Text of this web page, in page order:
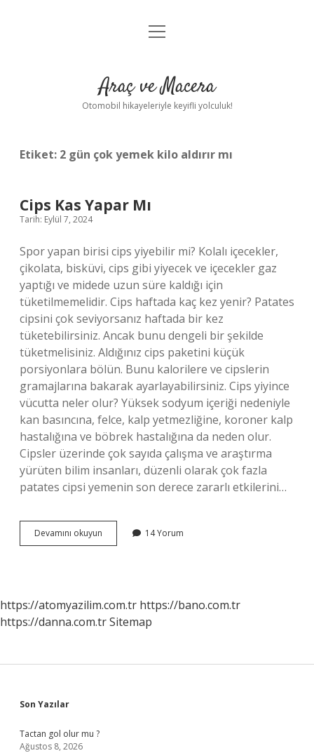
Anasayfa
Yasal Uyarı
menüyü
Araç ve Macera
Otomobil hikayeleriyle keyifli yolculuk!
Etiket: 2 gün çok yemek kilo aldırır mı
Cips Kas Yapar Mı
Tarih: Eylül 7, 2024
Spor yapan birisi cips yiyebilir mi? Kolalı içecekler,
çikolata, bisküvi, cips gibi yiyecek ve içecekler gaz
yaptığı ve midede uzun süre kaldığı için
tüketilmemelidir. Cips haftada kaç kez yenir? Patates
cipsini çok seviyorsanız haftada bir kez
tüketebilirsiniz. Ancak bunu dengeli bir şekilde
tüketmelisiniz. Aldığınız cips paketini küçük
porsiyonlara bölün. Bunu kalorilere ve cipslerin
gramajlarına bakarak ayarlayabilirsiniz. Cips yiyince
vücutta neler olur? Yüksek sodyum içeriği nedeniyle
kan basıncına, felce, kalp yetmezliğine, koroner kalp
hastalığına ve böbrek hastalığına da neden olur.
Cipsler üzerinde çok sayıda çalışma ve araştırma
yürüten bilim insanları, düzenli olarak çok fazla
patates cipsi yemenin son derece zararlı etkilerini…
Devamını okuyun
Kas
14 Yorum
https://atomyazilim.com.tr https://bano.com.tr
https://danna.com.trSitemap
Sidebar
Son Yazılar
Tactan gol olur mu ?
Ağustos 8, 2026